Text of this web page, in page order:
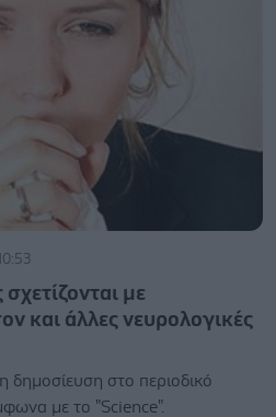
σχετίζονται με
και άλλες νευρολογικές
δημοσίευση στο περιοδικό
με το "Science".